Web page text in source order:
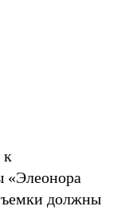
к
«Элеонора
должны